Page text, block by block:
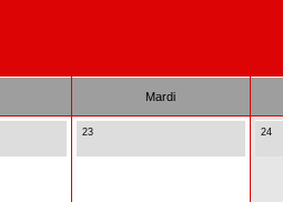
Mardi
23 24